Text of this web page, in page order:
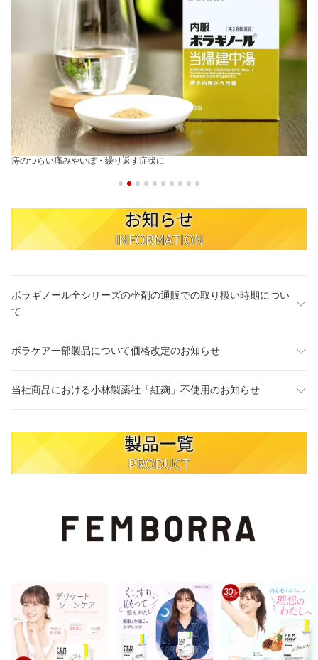
痔のつらい痛みやいぼ・繰り返す症状に
ボラギノール全シリーズの坐剤の通販での取り扱い時期につい
て
ボラケア一部製品について価格改定のお知らせ
当社商品における小林製薬社「紅麹」不使用のお知らせ